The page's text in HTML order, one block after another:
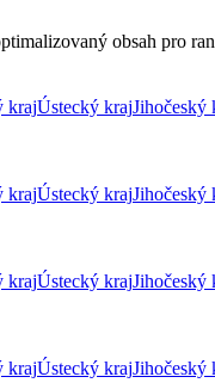
obsah pro
krajÚstecký krajJihočeský
krajÚstecký krajJihočeský
krajÚstecký krajJihočeský
krajÚstecký krajJihočeský